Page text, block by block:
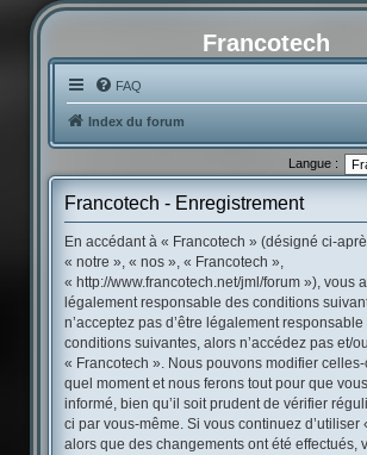
Francotech
FAQ
Index du forum
Langue :
Francotech - Enregistrement
En accédant à « Francotech » (désigné ci-
« notre », « nos », « Francotech »,
« http://www.francotech.net/jml/forum »), vous
légalement responsable des conditions
n’acceptez pas d’être légalement
conditions suivantes, alors n’accédez pas et/
« Francotech ». Nous pouvons modifier celles-
quel moment et nous ferons tout pour que
informé, bien qu’il soit prudent de vérifier
ci par vous-même. Si vous continuez d’utiliser
alors que des changements ont été effectués,